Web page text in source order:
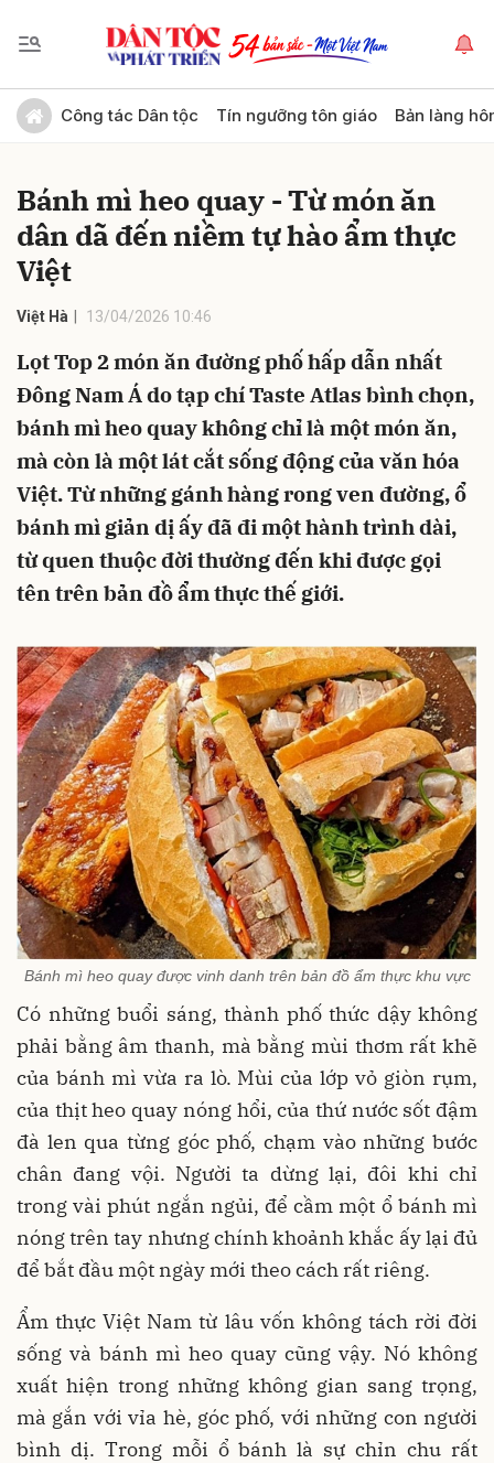
Công tác Dân tộc Tín ngưỡng tôn giáo Bản làng
Bánh mì heo quay - Từ món ăn
dân dã đến niềm tự hào ẩm thực
Việt
Việt Hà 13/04/2026 10:46
Lọt Top 2 món ăn đường phố hấp dẫn nhất
Đông Nam Á do tạp chí Taste Atlas bình chọn,
bánh mì heo quay không chỉ là một món ăn,
mà còn là một lát cắt sống động của văn hóa
Việt. Từ những gánh hàng rong ven đường, ổ
bánh mì giản dị ấy đã đi một hành trình dài,
từ quen thuộc đời thường đến khi được gọi
tên trên bản đồ ẩm thực thế giới.
Bánh mì heo quay được vinh danh trên bản đồ ẩm thực khu vực
Có những buổi sáng, thành phố thức dậy không
phải bằng âm thanh, mà bằng mùi thơm rất khẽ
của bánh mì vừa ra lò. Mùi của lớp vỏ giòn rụm,
của thịt heo quay nóng hổi, của thứ nước sốt đậm
đà len qua từng góc phố, chạm vào những bước
chân đang vội. Người ta dừng lại, đôi khi chỉ
trong vài phút ngắn ngủi, để cầm một ổ bánh mì
nóng trên tay nhưng chính khoảnh khắc ấy lại đủ
để bắt đầu một ngày mới theo cách rất riêng.
Ẩm thực Việt Nam từ lâu vốn không tách rời đời
sống và bánh mì heo quay cũng vậy. Nó không
xuất hiện trong những không gian sang trọng,
mà gắn với vỉa hè, góc phố, với những con người
bình dị. Trong mỗi ổ bánh là sự chỉn chu rất
Gửi bình luận